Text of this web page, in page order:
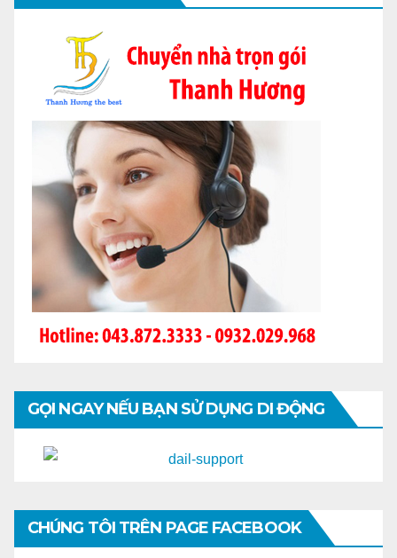
GỌI NGAY NẾU BẠN SỬ DỤNG DI ĐỘNG
CHÚNG TÔI TRÊN PAGE FACEBOOK